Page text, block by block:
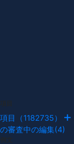
項目（1182735）
の審査中の編集(4)